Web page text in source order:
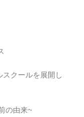
クールを展開し
の由来~